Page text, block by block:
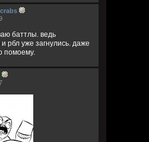
баттлы. ведь
и рбл уже загнулись. даже
помоему.